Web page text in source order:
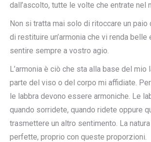
dall’ascolto, tutte le volte che entrate nel
Non si tratta mai solo di ritoccare un paio
di restituire un’armonia che vi renda belle
sentire sempre a vostro agio.
L’armonia è ciò che sta alla base del mio
parte del viso o del corpo mi affidiate.
le labbra devono essere armoniche. Le
quando sorridete, quando ridete oppure
trasmettere un altro sentimento. La
perfette, proprio con queste proporzioni.